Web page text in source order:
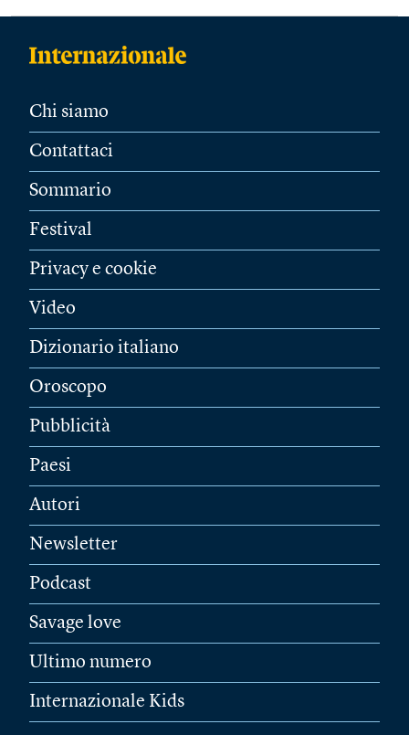
Chi siamo
Contattaci
Sommario
Festival
Privacy e cookie
Video
Dizionario italiano
Oroscopo
Pubblicità
Paesi
Autori
Newsletter
Podcast
Savage love
Ultimo numero
Internazionale Kids